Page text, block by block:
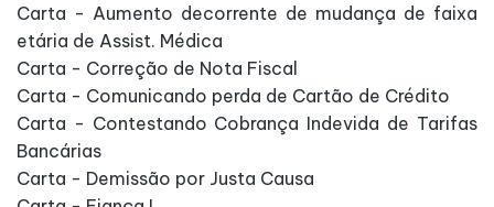
Carta - Aumento decorrente de mudança de faixa
etária de Assist. Médica
Carta - Correção de Nota Fiscal
Carta - Comunicando perda de Cartão de Crédito
Carta - Contestando Cobrança Indevida de Tarifas
Bancárias
Carta - Demissão por Justa Causa